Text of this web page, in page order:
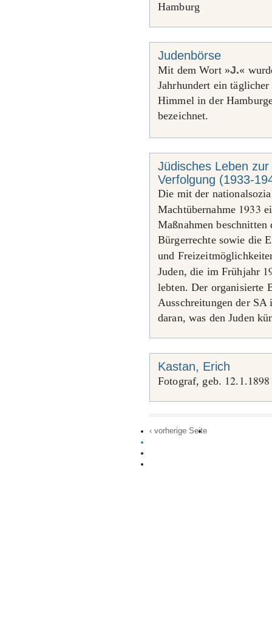
Hamburg
Judenbörse
Mit dem Wort »J.«
Jahrhundert ein
Himmel in der
bezeichnet.
Jüdisches Leben
Verfolgung (1933-
Die mit der
Machtübernahme 1933
Maßnahmen beschnitten
Bürgerrechte sowie die
und
Juden, die im Frühjahr
lebten. Der organisierte
Ausschreitungen der
daran, was den Juden
Kastan, Erich
Fotograf, geb. 12. 1.1898
‹ vorherige Seite